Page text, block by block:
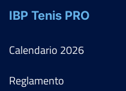
IBP Tenis PRO
Calendario 2026
Reglamento